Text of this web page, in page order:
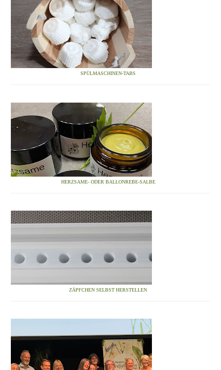
SPÜLMASCHINEN-TABS
HERZSAME- ODER BALLONREBE-SALBE
ZÄPFCHEN SELBST HERSTELLEN